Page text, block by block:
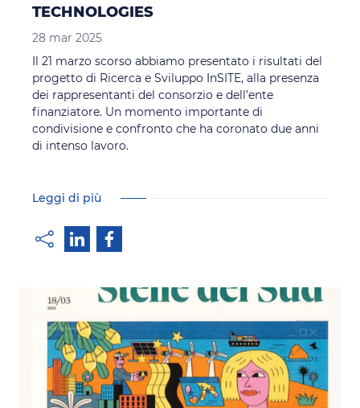
TECHNOLOGIES
28 mar 2025
Il 21 marzo scorso abbiamo presentato i risultati del
progetto di Ricerca e Sviluppo InSITE, alla presenza
dei rappresentanti del consorzio e dell’ente
finanziatore. Un momento importante di
condivisione e confronto che ha coronato due anni
di intenso lavoro.
Leggi di più